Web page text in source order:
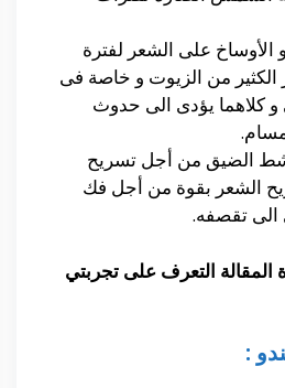
و الأوساخ على الشعر لفترة
الكثير من الزيوت و خاصة فى
و كلاهما يؤدى الى حدوث
الضيق من أجل تسريح
الشعر بقوة من أجل فك
الى تقصفه.
التعرف على تجربتي
: